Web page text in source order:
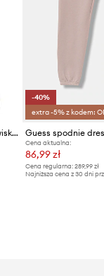
Guess spodnie flare dziecięce z wiskozą
-40%
extra -5% z kodem:
Guess spodnie
Cena aktualna:
86,99 zł
Cena regularna:289,99 zł
Najniższa cena z 30 dni